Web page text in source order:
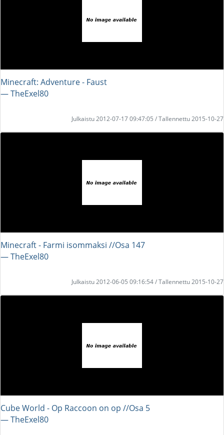
Minecraft: Adventure - Faust
― TheExel80
Julkaistu 2012-07-17 09:47:05 / Tallennettu 2015-10-27
Minecraft - Farmi isommaksi //Osa 147
― TheExel80
Julkaistu 2012-06-05 09:16:54 / Tallennettu 2015-10-27
Cube World - Op Raccoon on op //Osa 5
― TheExel80